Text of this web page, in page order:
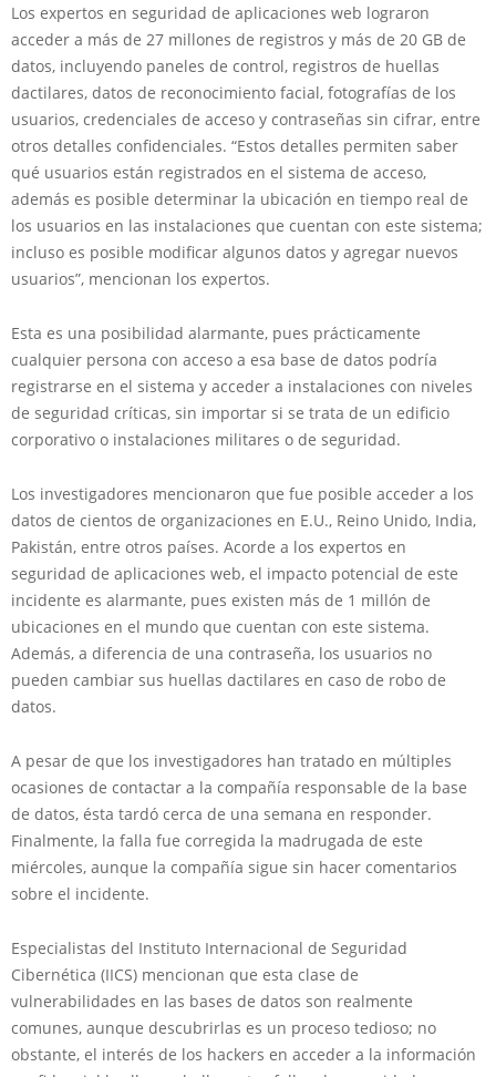
Los expertos en seguridad de aplicaciones web lograron
acceder a más de 27 millones de registros y más de 20 GB de
datos, incluyendo paneles de control, registros de huellas
dactilares, datos de reconocimiento facial, fotografías de los
usuarios, credenciales de acceso y contraseñas sin cifrar, entre
otros detalles confidenciales. “Estos detalles permiten saber
qué usuarios están registrados en el sistema de acceso,
además es posible determinar la ubicación en tiempo real de
los usuarios en las instalaciones que cuentan con este sistema;
incluso es posible modificar algunos datos y agregar nuevos
usuarios”, mencionan los expertos.
Esta es una posibilidad alarmante, pues prácticamente
cualquier persona con acceso a esa base de datos podría
registrarse en el sistema y acceder a instalaciones con niveles
de seguridad críticas, sin importar si se trata de un edificio
corporativo o instalaciones militares o de seguridad.
Los investigadores mencionaron que fue posible acceder a los
datos de cientos de organizaciones en E.U., Reino Unido, India,
Pakistán, entre otros países. Acorde a los expertos en
seguridad de aplicaciones web, el impacto potencial de este
incidente es alarmante, pues existen más de 1 millón de
ubicaciones en el mundo que cuentan con este sistema.
Además, a diferencia de una contraseña, los usuarios no
pueden cambiar sus huellas dactilares en caso de robo de
datos.
A pesar de que los investigadores han tratado en múltiples
ocasiones de contactar a la compañía responsable de la base
de datos, ésta tardó cerca de una semana en responder.
Finalmente, la falla fue corregida la madrugada de este
miércoles, aunque la compañía sigue sin hacer comentarios
sobre el incidente.
Especialistas del Instituto Internacional de Seguridad
Cibernética (IICS) mencionan que esta clase de
vulnerabilidades en las bases de datos son realmente
comunes, aunque descubrirlas es un proceso tedioso; no
obstante, el interés de los hackers en acceder a la información